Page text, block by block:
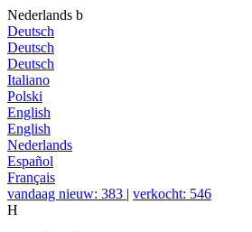
Nederlands b
Deutsch
Deutsch
Deutsch
Italiano
Polski
English
English
Nederlands
Español
Français
vandaag nieuw: 383 | verkocht: 546
H